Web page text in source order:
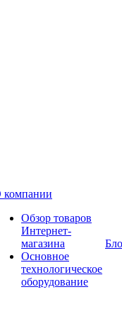
компании
Обзор товаров
Интернет-
магазина
Основное
технологическое
оборудование